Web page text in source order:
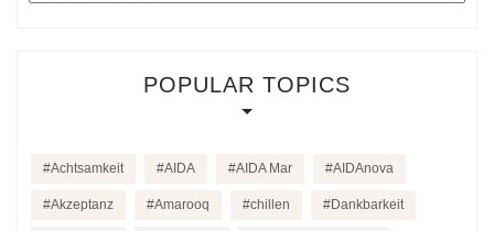
POPULAR TOPICS
Achtsamkeit AIDA AIDA Mar AIDAnova
Akzeptanz Amarooq chillen Dankbarkeit